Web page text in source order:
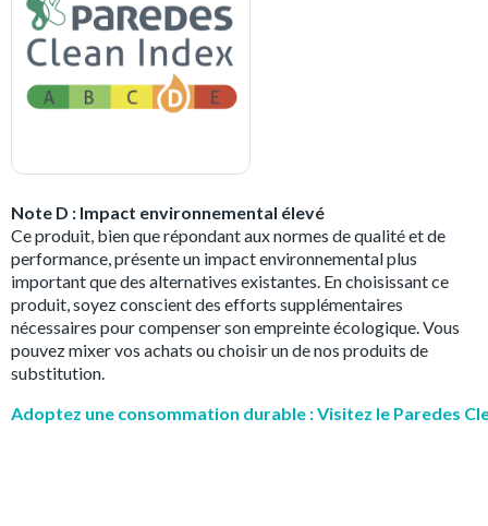
Note D : Impact environnemental élevé
Ce produit, bien que répondant aux normes de qualité et de
performance, présente un impact environnemental plus
important que des alternatives existantes. En choisissant ce
produit, soyez conscient des efforts supplémentaires
nécessaires pour compenser son empreinte écologique. Vous
pouvez mixer vos achats ou choisir un de nos produits de
substitution.
Adoptez une consommation durable : Visitez le Paredes